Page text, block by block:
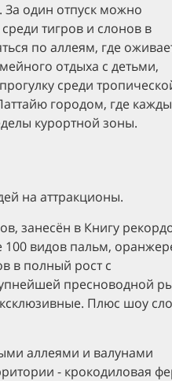
За один отпуск можно
тигров и слонов в
по аллеям, где
отдыха с детьми,
среди
городом, где
курортной зоны.
на аттракционы.
занесён в Книгу
100 видов пальм,
в полный рост с
пресноводной
Плюс шоу
аллеями и валунами
- крокодиловая